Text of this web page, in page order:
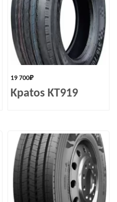
19 700₽
Kpatos KT919